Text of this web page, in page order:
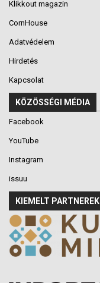
Klikkout magazin
CornHouse
Adatvédelem
Hirdetés
Kapcsolat
KÖZÖSSÉGI MÉDIA
Facebook
YouTube
Instagram
issuu
KIEMELT PARTNEREK